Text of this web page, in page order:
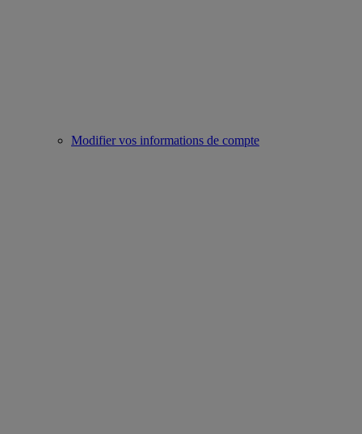
Modifier vos informations de compte